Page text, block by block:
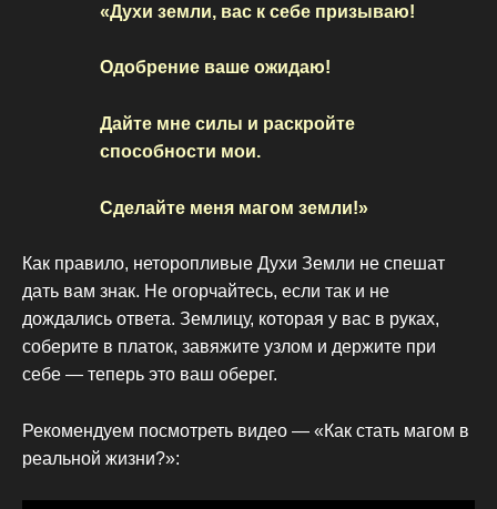
«Духи земли, вас к себе призываю!
Одобрение ваше ожидаю!
Дайте мне силы и раскройте
способности мои.
Сделайте меня магом земли!»
Как правило, неторопливые Духи Земли не спешат
дать вам знак. Не огорчайтесь, если так и не
дождались ответа. Землицу, которая у вас в руках,
соберите в платок, завяжите узлом и держите при
себе — теперь это ваш оберег.
Рекомендуем посмотреть видео — «Как стать магом в
реальной жизни?»: